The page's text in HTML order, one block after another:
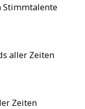
Stimmtalente
aller Zeiten
Zeiten